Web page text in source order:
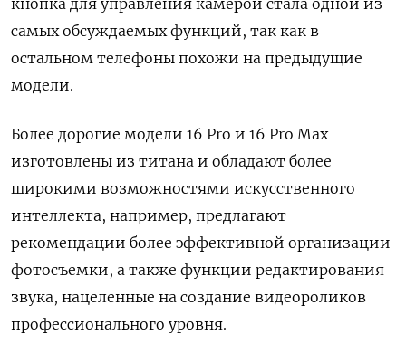
кнопка для управления камерой стала одной из
самых обсуждаемых функций, так как в
остальном телефоны похожи на предыдущие
модели.
Более дорогие модели 16 Pro и 16 Pro Max
изготовлены из титана и обладают более
широкими возможностями искусственного
интеллекта, например, предлагают
рекомендации более эффективной организации
фотосъемки, а также функции редактирования
звука, нацеленные на создание видеороликов
профессионального уровня.